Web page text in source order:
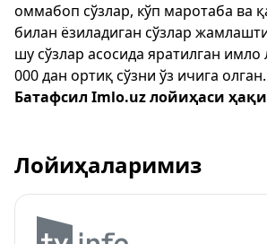
оммабоп сўзлар, кўп маротаба ва
билан ёзиладиган сўзлар
шу сўзлар асосида яратилган имло
000 дан ортиқ сўзни ўз ичига олган.
Батафсил Imlo.uz лойиҳаси
Лойиҳаларимиз